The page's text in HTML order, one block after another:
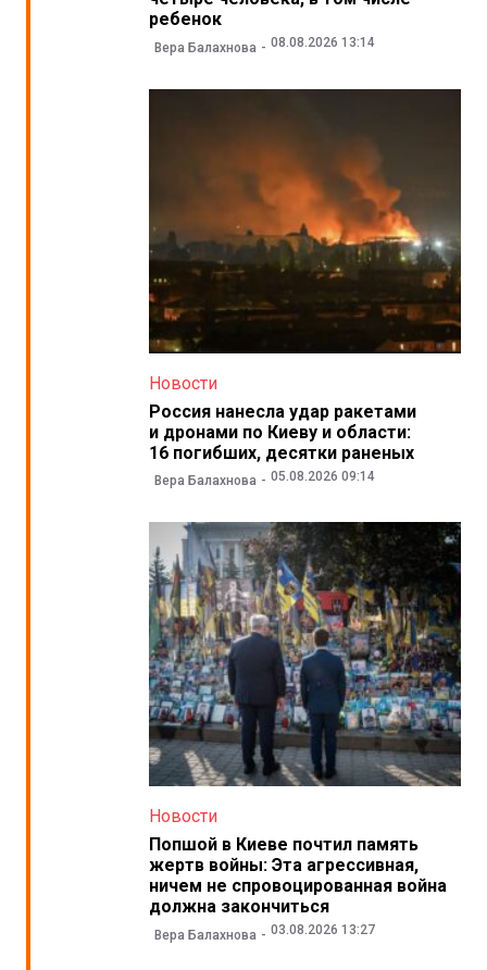
ребенок
Вера Балахнова 08.08.2026 13:14
Новости
Россия нанесла удар ракетами
и дронами по Киеву и области:
16 погибших, десятки раненых
Вера Балахнова 05.08.2026 09:14
Новости
Попшой в Киеве почтил память
жертв войны: Эта агрессивная,
ничем не спровоцированная война
должна закончиться
Вера Балахнова 03.08.2026 13:27